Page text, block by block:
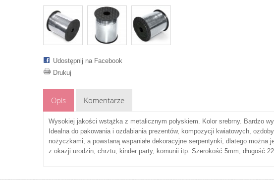
Udostępnij na Facebook
Drukuj
Opis Komentarze
Wysokiej jakości wstążka z metalicznym połyskiem. Kolor srebrny. Bardzo
Idealna do pakowania i ozdabiania prezentów, kompozycji kwiatowych,
nożyczkami, a powstaną wspaniałe dekoracyjne serpentynki, dlatego
z okazji urodzin, chrztu, kinder party, komunii itp. Szerokość 5mm, długość